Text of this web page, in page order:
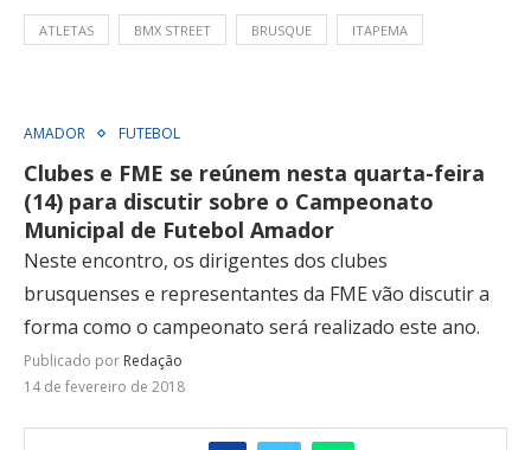
ATLETAS BMX STREET BRUSQUE ITAPEMA
AMADOR FUTEBOL
Clubes e FME se reúnem nesta quarta-feira
(14) para discutir sobre o Campeonato
Municipal de Futebol Amador
Neste encontro, os dirigentes dos clubes
brusquenses e representantes da FME vão discutir a
forma como o campeonato será realizado este ano.
Publicado por Redação
14 de fevereiro de 2018